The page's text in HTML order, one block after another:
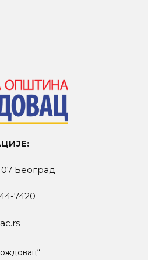
Београд
7420